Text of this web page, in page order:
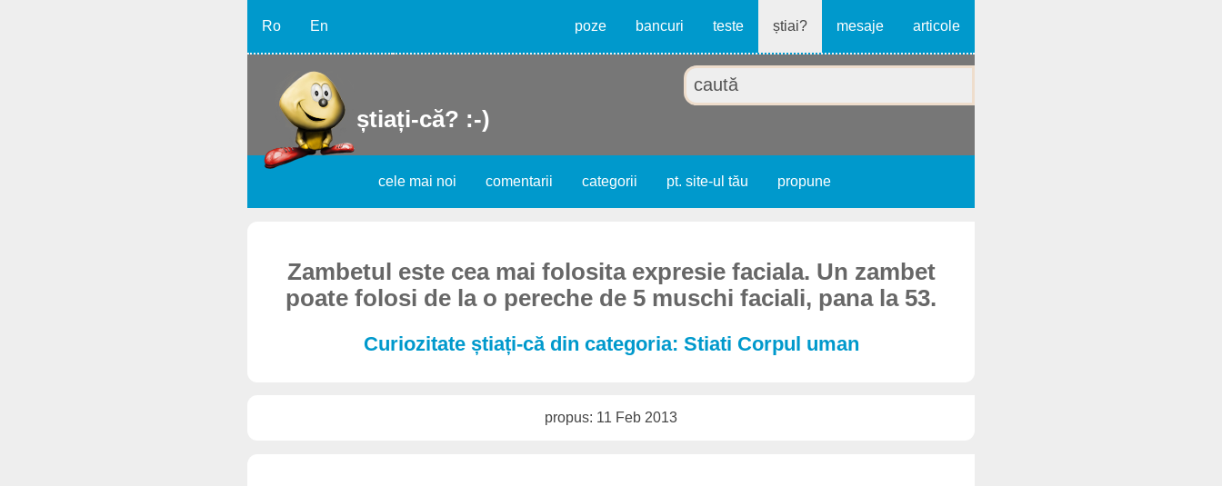
Ro En poze bancuri teste știai? mesaje articole
știați-că? :-)
cele mai noi comentarii categorii pt. site-ul tău propune
Zambetul este cea mai folosita expresie faciala. Un zambet
poate folosi de la o pereche de 5 muschi faciali, pana la 53.
Curiozitate știați-că din categoria: Stiati Corpul uman
propus: 11 Feb 2013